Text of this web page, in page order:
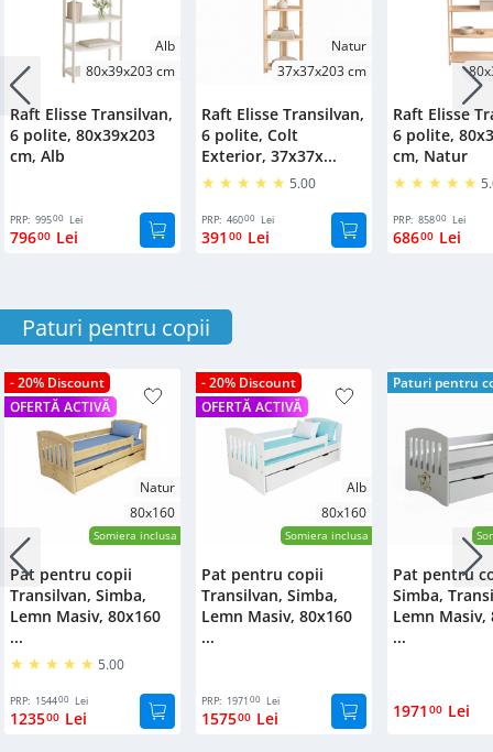
Alb
80x39x203 cm
Raft Elisse Transilvan,
6 polite, 80x39x203
cm, Alb
PRP: 99500 Lei
79600 Lei
Natur
37x37x203 cm
Raft Elisse Transilvan,
6 polite, Colt
Exterior, 37x37x...
5.00
PRP: 46000 Lei
391 00 Lei
Raft Elisse
6 polite,
cm, Natur
PRP: 85800 Lei
68600 Lei
Paturi pentru copii
- 20% Discount
OFERTĂ ACTIVĂ
Natur
80x160
Somiera inclusa
Pat pentru copii
Transilvan, Simba,
Lemn Masiv, 80x160
...
5.00
PRP: 154400 Lei
123500 Lei
- 20% Discount
OFERTĂ ACTIVĂ
Alb
80x160
Somiera inclusa
Pat pentru copii
Transilvan, Simba,
Lemn Masiv, 80x160
...
PRP: 197100 Lei
157500 Lei
Paturi pentru
Pat pentru
Simba,
Lemn Masiv,
...
1971 00 Lei